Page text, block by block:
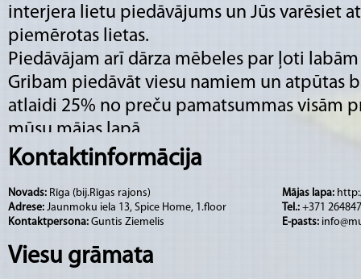
interjera lietu piedāvājums un Jūs varēsiet
piemērotas lietas.
Piedāvājam arī dārza mēbeles par ļoti
Gribam piedāvāt viesu namiem un atpūtas
atlaidi 25% no preču pamatsummas visām
mūsu mājas lapā.
Preču piedāvājumu un informāciju par
mājas lapā www.muzasistaba.lv
Kontaktinformācija
Novads: Rīga (bij.Rīgas rajons)
Adrese: Jaunmoku iela 13, Spice Home, 1.floor
Kontaktpersona: Guntis Ziemelis
Mājas lapa:
Tel.: +371
E-pasts:
Viesu grāmata